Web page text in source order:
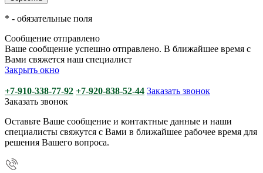
* - обязательные поля
Сообщение отправлено
Ваше сообщение успешно отправлено. В ближайшее время с
Вами свяжется наш специалист
Закрыть окно
+7-910-338-77-92 +7-920-838-52-44 Заказать звонок
Заказать звонок
Оставьте Ваше сообщение и контактные данные и наши
специалисты свяжутся с Вами в ближайшее рабочее время для
решения Вашего вопроса.